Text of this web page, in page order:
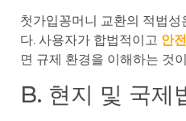
첫가입꽁머니 교환의 적법성
다. 사용자가 합법적이고 안
면 규제 환경을 이해하는 것
B. 현지 및 국제